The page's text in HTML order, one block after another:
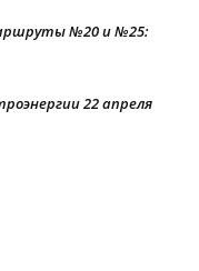
№20 и №25:
22 апреля